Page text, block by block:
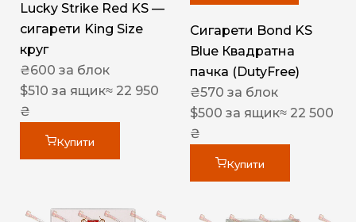
Lucky Strike Red KS —
сигарети King Size
круг
₴600 за блок
$510 за ящик≈ 22 950
₴
Купити
Сигарети Bond KS
Blue Квадратна
пачка (DutyFree)
₴570 за блок
$500 за ящик≈ 22 500
₴
Купити